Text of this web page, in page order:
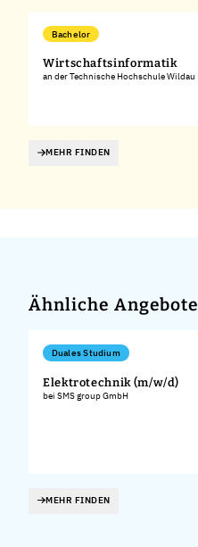
Bachelor
Wirtschaftsinformatik
an der Technische Hochschule Wildau
MEHR FINDEN
Ähnliche Angebote
Duales Studium
Elektrotechnik (m/w/d)
bei SMS group GmbH
MEHR FINDEN